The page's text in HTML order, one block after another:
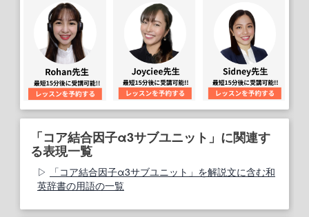
「コア結合因子α3サブユニット」に関連す
る表現一覧
「コア結合因子α3サブユニット」を解説文に含む和
英辞書の用語の一覧